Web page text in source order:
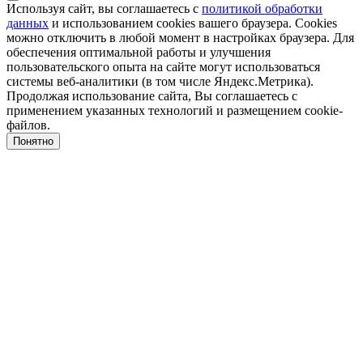
Используя сайт, вы соглашаетесь с политикой обработки
данных и использованием cookies вашего браузера. Cookies
можно отключить в любой момент в настройках браузера. Для
обеспечения оптимальной работы и улучшения
пользовательского опыта на сайте могут использоваться
системы веб-аналитики (в том числе Яндекс.Метрика).
Продолжая использование сайта, Вы соглашаетесь с
применением указанных технологий и размещением cookie-
файлов.
Понятно